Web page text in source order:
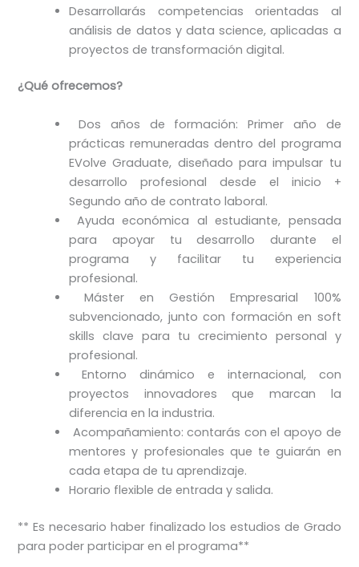
Desarrollarás competencias orientadas al
análisis de datos y data science, aplicadas a
proyectos de transformación digital.
¿Qué ofrecemos?
Dos años de formación: Primer año de
prácticas remuneradas dentro del programa
EVolve Graduate, diseñado para impulsar tu
desarrollo profesional desde el inicio +
Segundo año de contrato laboral.
Ayuda económica al estudiante, pensada
para apoyar tu desarrollo durante el
programa y facilitar tu experiencia
profesional.
Máster en Gestión Empresarial 100%
subvencionado, junto con formación en soft
skills clave para tu crecimiento personal y
profesional.
Entorno dinámico e internacional, con
proyectos innovadores que marcan la
diferencia en la industria.
Acompañamiento: contarás con el apoyo de
mentores y profesionales que te guiarán en
cada etapa de tu aprendizaje.
Horario flexible de entrada y salida.
** Es necesario haber finalizado los estudios de Grado
para poder participar en el programa**